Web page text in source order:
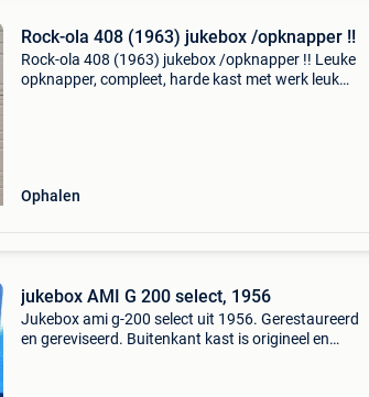
Rock-ola 408 (1963) jukebox /opknapper !!
Rock-ola 408 (1963) jukebox /opknapper !! Leuke
opknapper, compleet, harde kast met werk leuk
Ophalen
jukebox AMI G 200 select, 1956
Jukebox ami g-200 select uit 1956. Gerestaureerd
en gereviseerd. Buitenkant kast is origineel en